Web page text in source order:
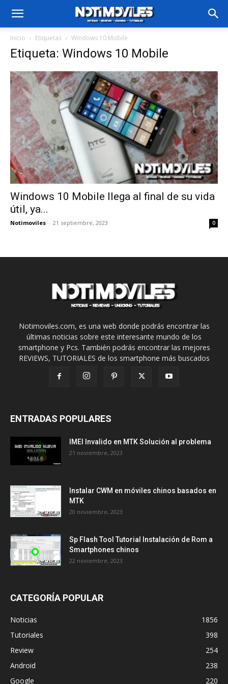
Inicio Etiquetas Windows 10 Mobile
Etiqueta: Windows 10 Mobile
Windows 10 Mobile llega al final de su vida
útil, ya...
Notimoviles - 21 septiembre, 2023 0
Notimoviles.com, es una web donde podrás encontrar las
últimas noticias sobre este interesante mundo de los
smartphone y Pcs. También podrás encontrar las mejores
REVIEWS, TUTORIALES de los smartphone más buscados
ENTRADAS POPULARES
IMEI Invalido en MTK Solución al problema
21 noviembre, 2023
Instalar CWM en móviles chinos basados en
MTK
20 noviembre, 2023
Sp Flash Tool Tutorial Instalación de Rom a
Smartphones chinos
22 noviembre, 2023
CATEGORÍA POPULAR
Noticias
1856
Tutoriales
398
Review
254
Android
238
Google
220